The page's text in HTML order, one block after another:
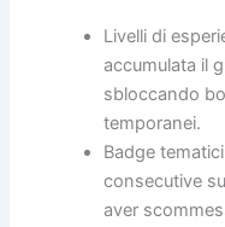
Livelli di
accumulata il
sbloccando
temporanei.
Badge
consecutive
aver